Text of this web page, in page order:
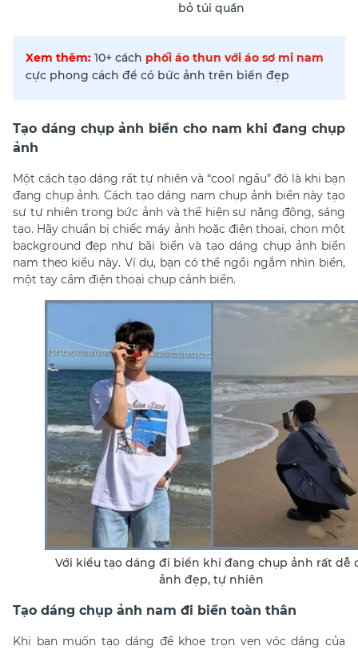
bỏ túi quần
Xem thêm: 10+ cách phối áo thun với áo sơ mi nam
cực phong cách để có bức ảnh trên biển đẹp
Tạo dáng chụp ảnh biển cho nam khi đang chụp
ảnh
Một cách tạo dáng rất tự nhiên và “cool ngầu” đó là khi bạn
đang chụp ảnh. Cách tạo dáng nam chụp ảnh biển này tạo
sự tự nhiên trong bức ảnh và thể hiện sự năng động, sáng
tạo. Hãy chuẩn bị chiếc máy ảnh hoặc điện thoại, chọn một
background đẹp như bãi biển và tạo dáng chụp ảnh biển
nam theo kiểu này. Ví dụ, bạn có thể ngồi ngắm nhìn biển,
một tay cầm điện thoại chụp cảnh biển.
Với kiểu tạo dáng đi biển khi đang chụp ảnh rất dễ
ảnh đẹp, tự nhiên
Tạo dáng chụp ảnh nam đi biển toàn thân
Khi bạn muốn tạo dáng để khoe trọn vẹn vóc dáng của